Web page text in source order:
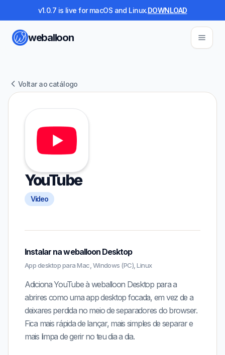
v1.0.7 is live for macOS and Linux.DOWNLOAD
weballoon
Voltar ao catálogo
YouTube
Vídeo
Instalar na weballoon Desktop
App desktop para Mac, Windows (PC), Linux
Adiciona YouTube à weballoon Desktop para a
abrires como uma app desktop focada, em vez de a
deixares perdida no meio de separadores do browser.
Fica mais rápida de lançar, mais simples de separar e
mais limpa de gerir no teu dia a dia.